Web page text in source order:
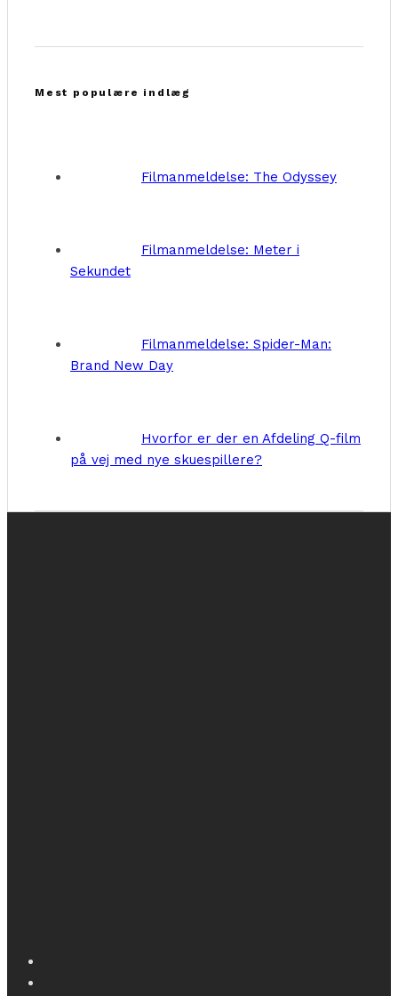
Mest populære indlæg
Filmanmeldelse: The Odyssey
Filmanmeldelse: Meter i
Sekundet
Filmanmeldelse: Spider-Man:
Brand New Day
Hvorfor er der en Afdeling Q-film
på vej med nye skuespillere?